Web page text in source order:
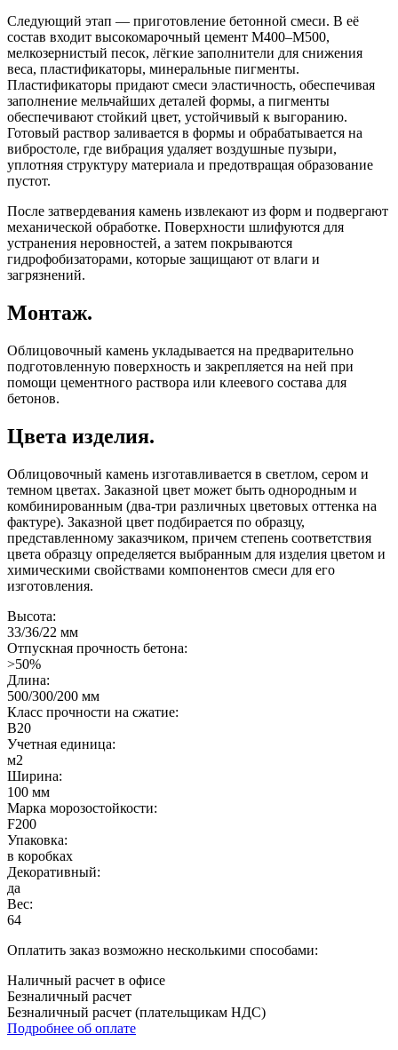
Следующий этап — приготовление бетонной смеси. В её
состав входит высокомарочный цемент М400–М500,
мелкозернистый песок, лёгкие заполнители для снижения
веса, пластификаторы, минеральные пигменты.
Пластификаторы придают смеси эластичность, обеспечивая
заполнение мельчайших деталей формы, а пигменты
обеспечивают стойкий цвет, устойчивый к выгоранию.
Готовый раствор заливается в формы и обрабатывается на
вибростоле, где вибрация удаляет воздушные пузыри,
уплотняя структуру материала и предотвращая образование
пустот.
После затвердевания камень извлекают из форм и подвергают
механической обработке. Поверхности шлифуются для
устранения неровностей, а затем покрываются
гидрофобизаторами, которые защищают от влаги и
загрязнений.
Монтаж.
Облицовочный камень укладывается на предварительно
подготовленную поверхность и закрепляется на ней при
помощи цементного раствора или клеевого состава для
бетонов.
Цвета изделия.
Облицовочный камень изготавливается в светлом, сером и
темном цветах. Заказной цвет может быть однородным и
комбинированным (два-три различных цветовых оттенка на
фактуре). Заказной цвет подбирается по образцу,
представленному заказчиком, причем степень соответствия
цвета образцу определяется выбранным для изделия цветом и
химическими свойствами компонентов смеси для его
изготовления.
Высота:
33/36/22 мм
Отпускная прочность бетона:
>50%
Длина:
500/300/200 мм
Класс прочности на сжатие:
B20
Учетная единица:
м2
Ширина:
100 мм
Марка морозостойкости:
F200
Упаковка:
в коробках
Декоративный:
да
Вес:
64
Оплатить заказ возможно несколькими способами:
Наличный расчет в офисе
Безналичный расчет
Безналичный расчет (плательщикам НДС)
Подробнее об оплате